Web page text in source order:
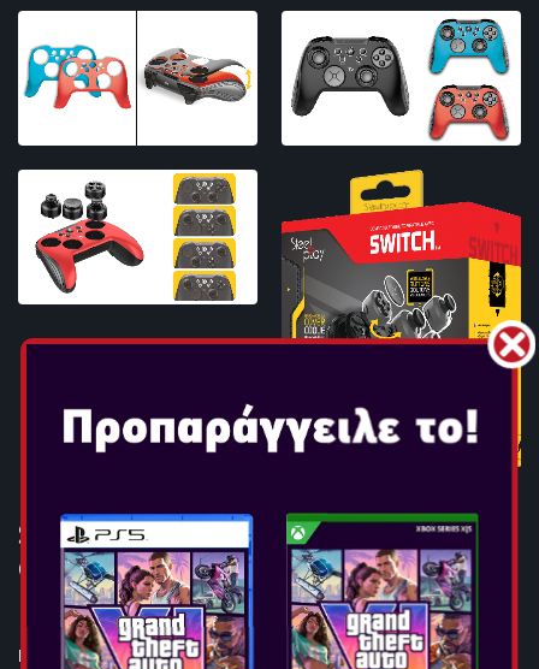
STEELPLAY WIRELESS
CUSTOMIZABLE CONTROLLER
+ 2 CASES
Κονσόλες: SWITCH, PC, ANDROID